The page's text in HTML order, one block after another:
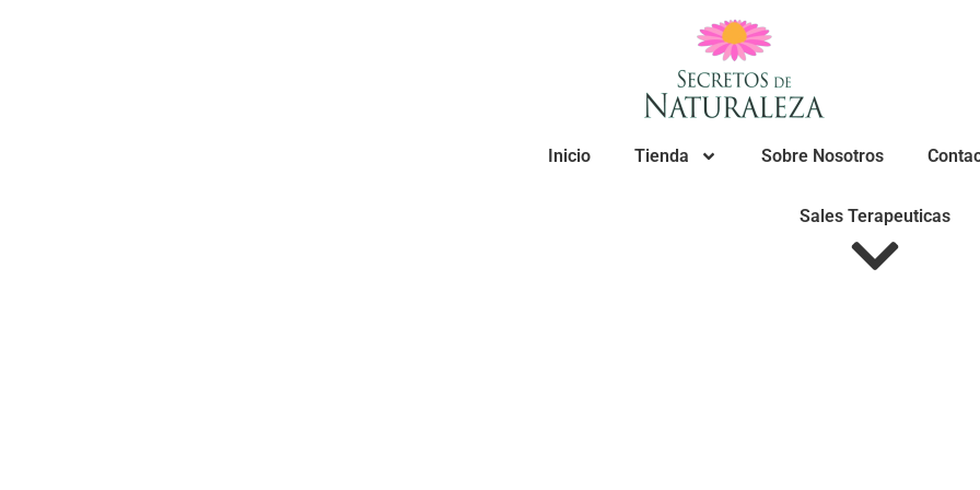
Inicio Tienda Sobre Nosotros
Sales Terapeuticas